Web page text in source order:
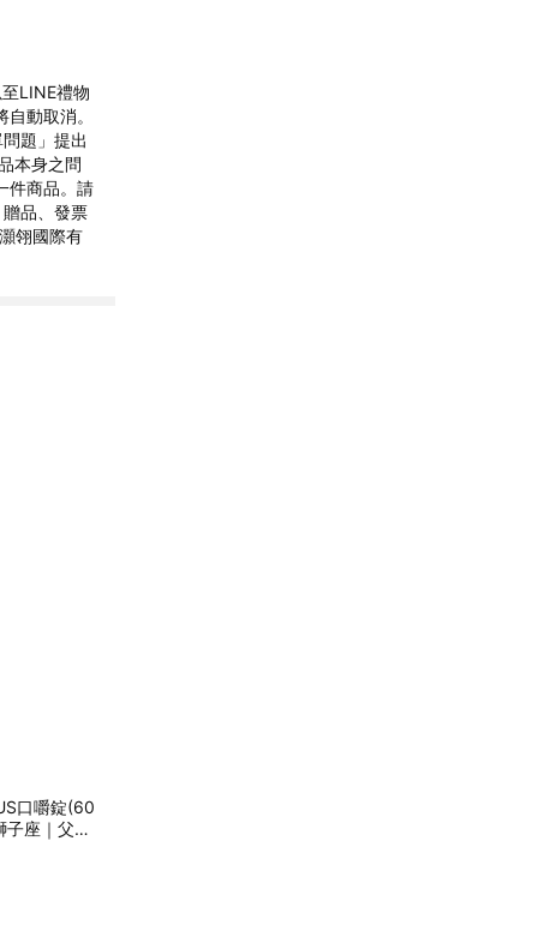
LINE禮物
動取消。
題」提出
本身之問
件商品。請
品、發票
翎國際有
口嚼錠(60
座｜父親
生日禮物
元素｜金